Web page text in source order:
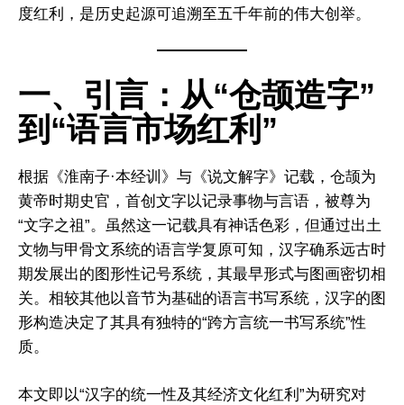
度红利，是历史起源可追溯至五千年前的伟大创举。
一、引言：从“仓颉造字”
到“语言市场红利”
根据《淮南子·本经训》与《说文解字》记载，仓颉为
黄帝时期史官，首创文字以记录事物与言语，被尊为
“文字之祖”。虽然这一记载具有神话色彩，但通过出土
文物与甲骨文系统的语言学复原可知，汉字确系远古时
期发展出的图形性记号系统，其最早形式与图画密切相
关。相较其他以音节为基础的语言书写系统，汉字的图
形构造决定了其具有独特的“跨方言统一书写系统”性
质。
本文即以“汉字的统一性及其经济文化红利”为研究对